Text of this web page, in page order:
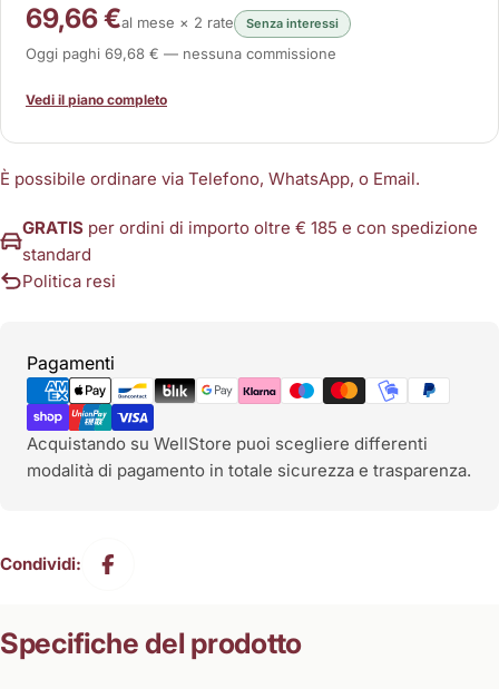
69,66 €al mese × 2 rate Senza interessi
Oggi paghi 69,68 € — nessuna commissione
Vedi il piano completo
È possibile ordinare via Telefono, WhatsApp, o Email.
GRATIS per ordini di importo oltre € 185 e con spedizione
standard
Politica resi
Pagamenti
Metodi
di
pagamento
Acquistando su WellStore puoi scegliere differenti
modalità di pagamento in totale sicurezza e trasparenza.
Condividi:
Specifiche del prodotto